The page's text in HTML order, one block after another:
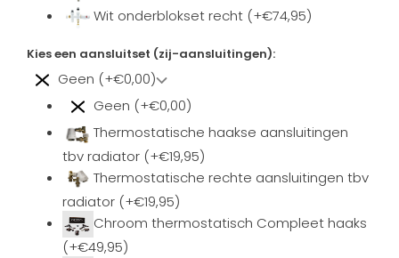
Wit onderblokset recht (+€74,95)
Kies een aansluitset (zij-aansluitingen):
Geen (+€0,00)
Geen (+€0,00)
Thermostatische haakse aansluitingen
tbv radiator (+€19,95)
Thermostatische rechte aansluitingen tbv
radiator (+€19,95)
Chroom thermostatisch Compleet haaks
(+€49,95)